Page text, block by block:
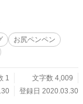
お尻ペンペン
1
文字数 4,009
登録日 2020.03.30